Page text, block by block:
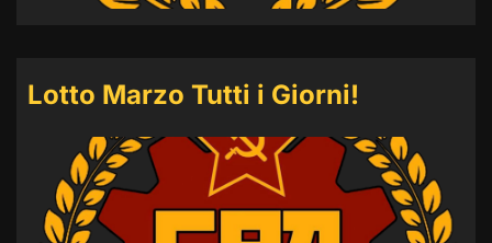
Lotto Marzo Tutti i Giorni!